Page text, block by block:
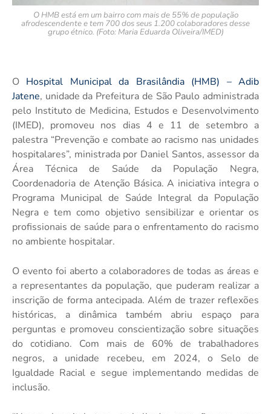
O HMB está em um bairro com mais de 55% de população
afrodescendente e tem 700 dos seus 1.200 colaboradores desse
grupo étnico. (Foto: Maria Eduarda Oliveira/IMED)
O Hospital Municipal da Brasilândia (HMB) – Adib
Jatene, unidade da Prefeitura de São Paulo administrada
pelo Instituto de Medicina, Estudos e Desenvolvimento
(IMED), promoveu nos dias 4 e 11 de setembro a
palestra “Prevenção e combate ao racismo nas unidades
hospitalares”, ministrada por Daniel Santos, assessor da
Área Técnica de Saúde da População Negra,
Coordenadoria de Atenção Básica. A iniciativa integra o
Programa Municipal de Saúde Integral da População
Negra e tem como objetivo sensibilizar e orientar os
profissionais de saúde para o enfrentamento do racismo
no ambiente hospitalar.
O evento foi aberto a colaboradores de todas as áreas e
a representantes da população, que puderam realizar a
inscrição de forma antecipada. Além de trazer reflexões
históricas, a dinâmica também abriu espaço para
perguntas e promoveu conscientização sobre situações
do cotidiano. Com mais de 60% de trabalhadores
negros, a unidade recebeu, em 2024, o Selo de
Igualdade Racial e segue implementando medidas de
inclusão.